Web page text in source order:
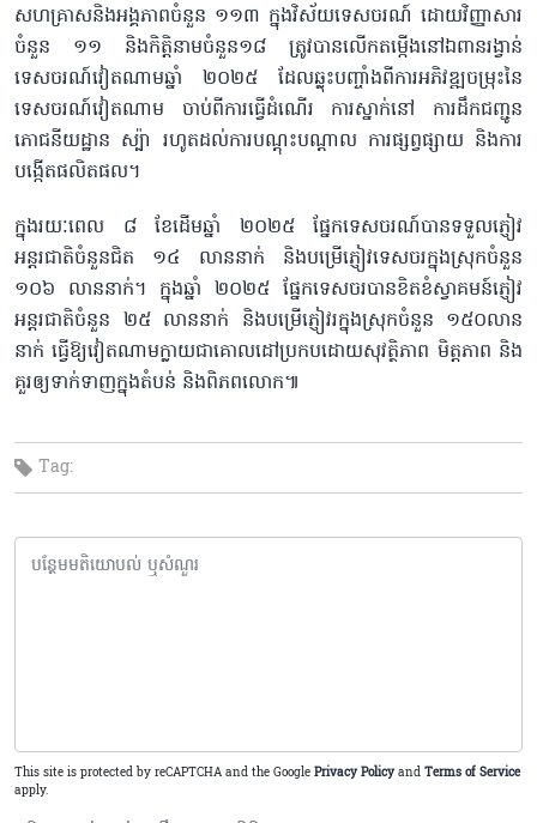
សហគ្រាសនិងអង្គភាពចំនួន ១១៣ ក្នុងវិស័យទេសចរណ៍ ដោយវិញ្ញាសារ
ចំនួន ១១ និងកិតិ្តនាមចំនួន១៨ ត្រូវបានលើកតម្កើងនៅឯពានរង្វាន់
ទេសចរណ៍វៀតណាមឆ្នាំ ២០២៥ ដែលឆ្លុះបញ្ចាំងពីការអភិវឌ្ឍចម្រុះនៃ
ទេសចរណ៍វៀតណាម ចាប់ពីការធ្វើដំណើរ ការស្នាក់នៅ ការដឹកជញ្ជូន
ភោជនីយដ្ឋាន ស្ប៉ា រហូតដល់ការបណ្តុះបណ្តាល ការផ្សព្វផ្សាយ និងការ
បង្កើតផលិតផល។
ក្នុងរយៈពេល ៨ ខែដើមឆ្នាំ ២០២៥ ផ្នែកទេសចរណ៍បានទទួលភ្ញៀវ
អន្តរជាតិចំនួនជិត ១៤ លាននាក់ និងបម្រើភ្ញៀវទេសចរក្នុងស្រុកចំនួន
១០៦ លាននាក់។ ក្នុងឆ្នាំ ២០២៥ ផ្នែកទេសចរបានខិតខំស្វាគមន៍ភ្ញៀវ
អន្តរជាតិចំនួន ២៥ លាននាក់ និងបម្រើភ្ញៀវរក្នុងស្រុកចំនួន ១៥០លាន
នាក់ ធ្វើឱ្យវៀតណាមក្លាយជាគោលដៅប្រកបដោយសុវត្ថិភាព មិត្តភាព និង
គួរឲ្យទាក់ទាញក្នុងតំបន់ និងពិភពលោក៕
Tag:
This site is protected by reCAPTCHA and the Google Privacy Policy and Terms of Service
apply.